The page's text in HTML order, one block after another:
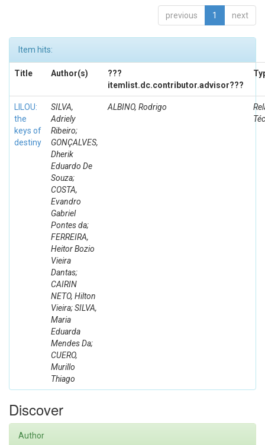
previous 1 next
Item hits:
Title Author(s)
???
itemlist.dc.contributor.advisor???
LILOU:
the
keys of
destiny
SILVA,
Adriely
Ribeiro;
GONÇALVES,
Dherik
Eduardo De
Souza;
COSTA,
Evandro
Gabriel
Pontes da;
FERREIRA,
Heitor Bozio
Vieira
Dantas;
CAIRIN
NETO, Hilton
Vieira; SILVA,
Maria
Eduarda
Mendes Da;
CUERO,
Murillo
Thiago
ALBINO, Rodrigo
Discover
Author